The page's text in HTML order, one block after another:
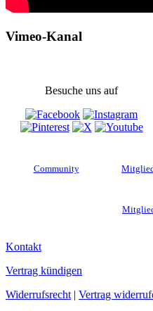
Vimeo-Kanal
Besuche uns auf
Community
Kontakt
Vertrag kündigen
Widerrufsrecht | Vertrag